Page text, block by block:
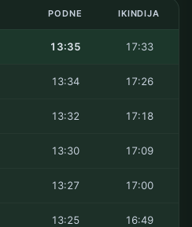
PODNE IKINDIJA
13:35 17:33
13:34 17:26
13:32 17:18
13:30 17:09
13:27 17:00
13:25 16:49